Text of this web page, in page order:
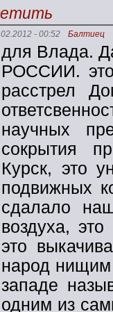
- 00:52 Балтиец
для Влада.
РОССИИ. это
расстрел
научных
сокрытия
Курск, это
подвижных
сдалало
воздуха,
это
народ
западе
одним из